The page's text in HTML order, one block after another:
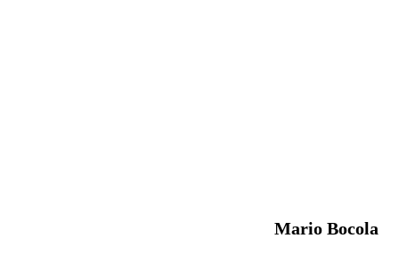
Mario Bocola